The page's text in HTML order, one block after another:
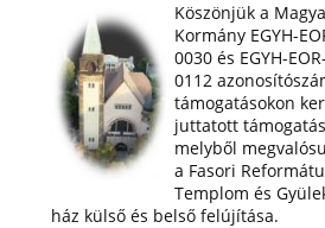
Köszönjük a
Kormány EGYH-
0030 és EGYH-
0112
támogatásokon
juttatott
melyből
a Fasori
Templom és
ház külső és belső felújítása.